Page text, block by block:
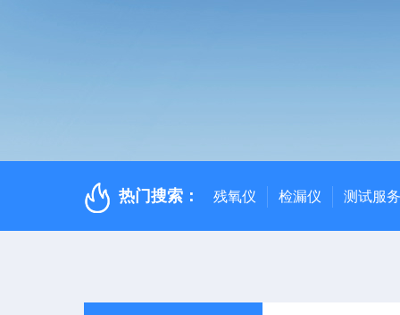
热门搜索： 残氧仪 检漏仪 测试服务